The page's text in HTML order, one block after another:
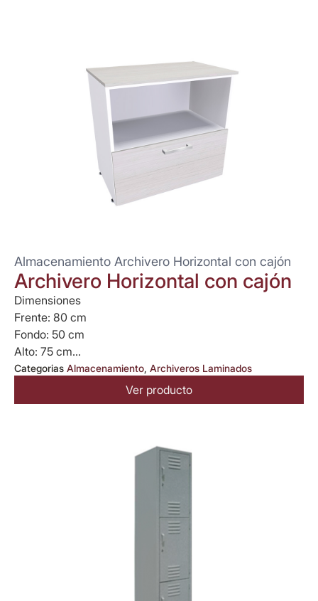
Almacenamiento Archivero Horizontal con cajón
Archivero Horizontal con cajón
Dimensiones
Frente: 80 cm
Fondo: 50 cm
Alto: 75 cm...
Categorias Almacenamiento, Archiveros Laminados
Ver producto